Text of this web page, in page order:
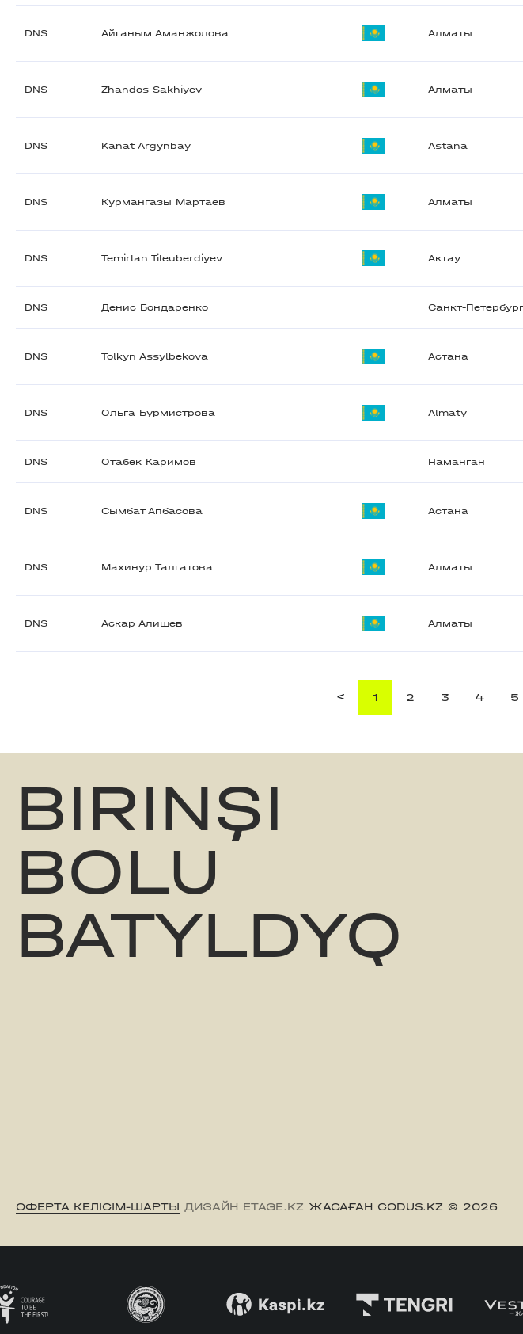
DNS Айганым Аманжолова Алматы
DNS Zhandos Sakhiyev Алматы
DNS Kanat Argynbay Astana
DNS Курмангазы Мартаев Алматы
DNS Temirlan Tileuberdiyev Актау
DNS Денис Бондаренко Санкт-Петербург
DNS Tolkyn Assylbekova Астана
DNS Ольга Бурмистрова Almaty
DNS Отабек Каримов Наманган
DNS Сымбат Апбасова Астана
DNS Махинур Талгатова Алматы
DNS Аскар Алишев Алматы
< 1 2 3 4 5
BIRINŞI
BOLU
BATYLDYQ
ОФЕРТА КЕЛІСІМ-ШАРТЫ ДИЗАЙН ETAGE.KZ ЖАСАҒАН CODUS.KZ © 2026